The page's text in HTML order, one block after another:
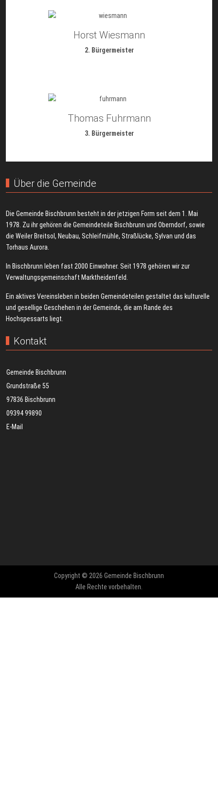
Horst Wiesmann
2. Bürgermeister
Thomas Fuhrmann
3. Bürgermeister
Über die Gemeinde
Die Gemeinde Bischbrunn besteht in der jetzigen Form seit dem 1. Mai
1978. Zu ihr gehören die Gemeindeteile Bischbrunn und Oberndorf, sowie
die Weiler Breitsol, Neubau, Schleifmühle, Straßlücke, Sylvan und das
Torhaus Aurora.
In Bischbrunn leben fast 2000 Einwohner. Seit 1978 gehören wir zur
Verwaltungsgemeinschaft Marktheidenfeld.
Ein aktives Vereinsleben in beiden Gemeindeteilen gestaltet das kulturelle
und gesellige Geschehen in der Gemeinde, die am Rande des
Hochspessarts liegt.
Kontakt
Gemeinde Bischbrunn
Grundstraße 55
97836 Bischbrunn
09394 99890
E-Mail
Copyright © 2026 Gemeinde Bischbrunn
Alle Rechte vorbehalten.